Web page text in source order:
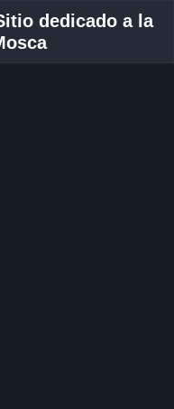
dedicado a la